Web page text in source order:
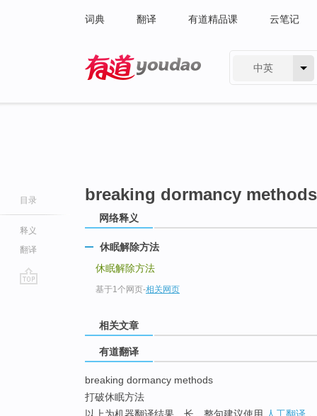
词典 翻译 有道精品课 云笔记
中英
目录
释义
翻译
breaking dormancy methods
网络释义
休眠解除方法
休眠解除方法
基于1个网页-相关网页
相关文章
有道翻译
breaking dormancy methods
打破休眠方法